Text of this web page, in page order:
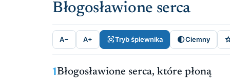
Błogosławione serca
A− A+ Tryb śpiewnika Ciemny
1Błogosławione serca, które płoną